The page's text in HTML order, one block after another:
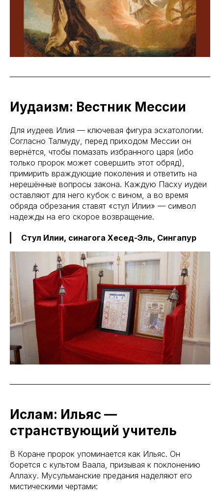
Иудаизм: Вестник Мессии
Для иудеев Илия — ключевая фигура эсхатологии.
Согласно Талмуду, перед приходом Мессии он
вернётся, чтобы помазать избранного царя (ибо
только пророк может совершить этот обряд),
примирить враждующие поколения и ответить на
нерешённые вопросы закона. Каждую Пасху иудеи
оставляют для него кубок с вином, а во время
обряда обрезания ставят «стул Илии» — символ
надежды на его скорое возвращение.
Стул Илии, синагога Хесед-Эль, Сингапур
Ислам: Ильяс —
странствующий учитель
В Коране пророк упоминается как Ильяс. Он
борется с культом Ваала, призывая к поклонению
Аллаху. Мусульманские предания наделяют его
мистическими чертами: